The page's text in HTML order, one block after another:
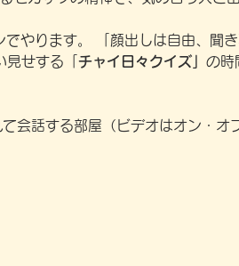
やります。 「顔出しは自由、聞き
せする「 チャイ日々クイズ」 の時
会話する部屋（ビデオはオン・オ